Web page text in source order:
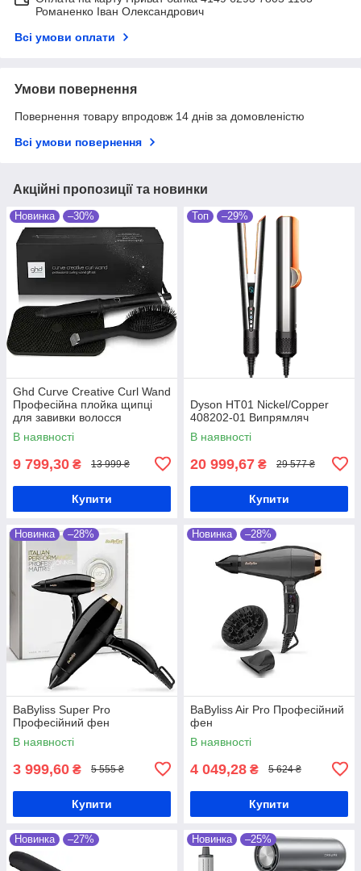
Романенко Іван Олександрович
Всі умови оплати
Умови повернення
Повернення товару впродовж 14 днів за домовленістю
Всі умови повернення
Акційні пропозиції та новинки
Новинка –30%
Ghd Curve Creative Curl Wand
Професійна плойка щипці
для завивки волосся
В наявності
9 799,30 ₴ 13 999 ₴
Купити
Топ –29%
Dyson HT01 Nickel/Copper
408202-01 Випрямляч
В наявності
20 999,67 ₴ 29 577 ₴
Купити
Новинка –28%
BaByliss Super Pro
Професійний фен
В наявності
3 999,60 ₴ 5 555 ₴
Купити
Новинка –28%
BaByliss Air Pro Професійний
фен
В наявності
4 049,28 ₴ 5 624 ₴
Купити
Новинка –27% Новинка –25%